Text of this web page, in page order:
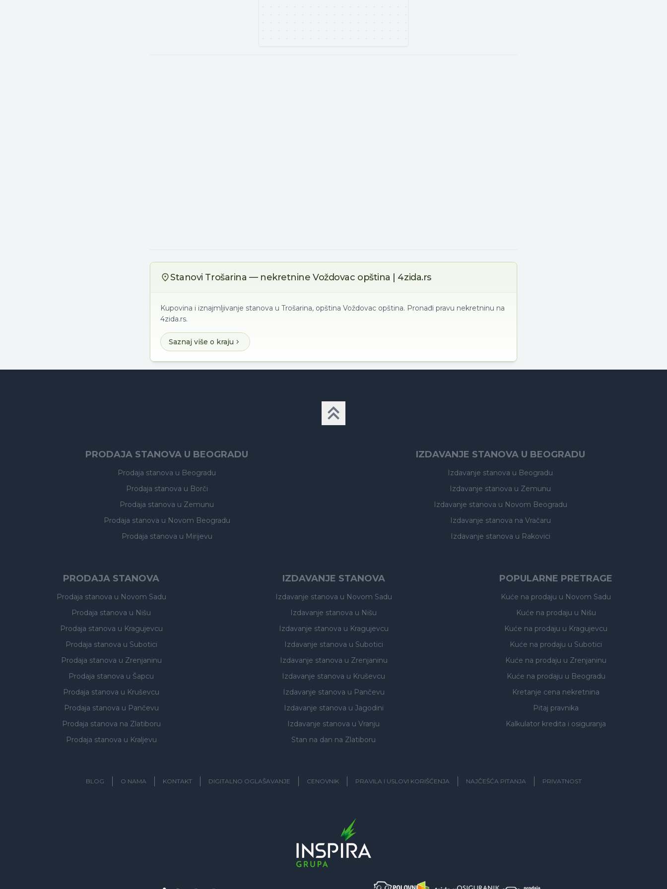
Stanovi Trošarina — nekretnine Voždovac opština | 4zida.rs
Kupovina i iznajmljivanje stanova u Trošarina, opština Voždovac opština. Pronađi pravu nekretninu na
4zida.rs.
Saznaj više o kraju
PRODAJA STANOVA U BEOGRADU
Prodaja stanova u Beogradu
Prodaja stanova u Borči
Prodaja stanova u Zemunu
Prodaja stanova u Novom Beogradu
Prodaja stanova u Mirijevu
IZDAVANJE STANOVA U BEOGRADU
Izdavanje stanova u Beogradu
Izdavanje stanova u Zemunu
Izdavanje stanova u Novom Beogradu
Izdavanje stanova na Vračaru
Izdavanje stanova u Rakovici
PRODAJA STANOVA
Prodaja stanova u Novom Sadu
Prodaja stanova u Nišu
Prodaja stanova u Kragujevcu
Prodaja stanova u Subotici
Prodaja stanova u Zrenjaninu
Prodaja stanova u Šapcu
Prodaja stanova u Kruševcu
Prodaja stanova u Pančevu
Prodaja stanova na Zlatiboru
Prodaja stanova u Kraljevu
IZDAVANJE STANOVA
Izdavanje stanova u Novom Sadu
Izdavanje stanova u Nišu
Izdavanje stanova u Kragujevcu
Izdavanje stanova u Subotici
Izdavanje stanova u Zrenjaninu
Izdavanje stanova u Kruševcu
Izdavanje stanova u Pančevu
Izdavanje stanova u Jagodini
Izdavanje stanova u Vranju
Stan na dan na Zlatiboru
POPULARNE PRETRAGE
Kuće na prodaju u Novom Sadu
Kuće na prodaju u Nišu
Kuće na prodaju u Kragujevcu
Kuće na prodaju u Subotici
Kuće na prodaju u Zrenjaninu
Kuće na prodaju u Beogradu
Kretanje cena nekretnina
Pitaj pravnika
Kalkulator kredita i osiguranja
BLOG O NAMA KONTAKT DIGITALNO OGLAŠAVANJE CENOVNIK PRAVILA I USLOVI KORIŠĆENJA NAJČEŠĆA PITANJA PRIVATNOST